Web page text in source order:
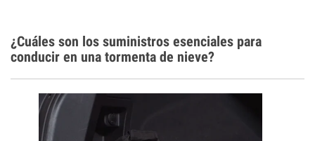
¿Cuáles son los suministros esenciales para
conducir en una tormenta de nieve?